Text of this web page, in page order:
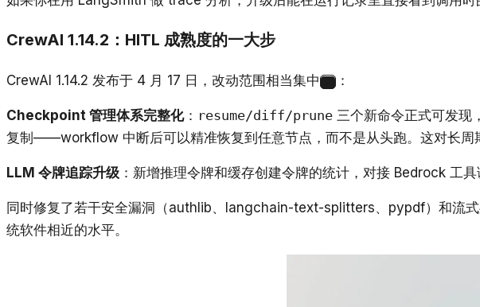
CrewAI 1.14.2：HITL 成熟度的一大步
CrewAI 1.14.2 发布于 4 月 17 日，改动范围相当集中 ：
Checkpoint 管理体系完整化： resume/diff/prune 三个新命令正式可发现，
复制——workflow 中断后可以精准恢复到任意节点，而不是从头跑。这对长周
LLM 令牌追踪升级 ：新增推理令牌和缓存创建令牌的统计，对接 Bedrock 工
同时修复了若干安全漏洞（authlib、langchain-text-splitters、pypdf）和流
统软件相近的水平。